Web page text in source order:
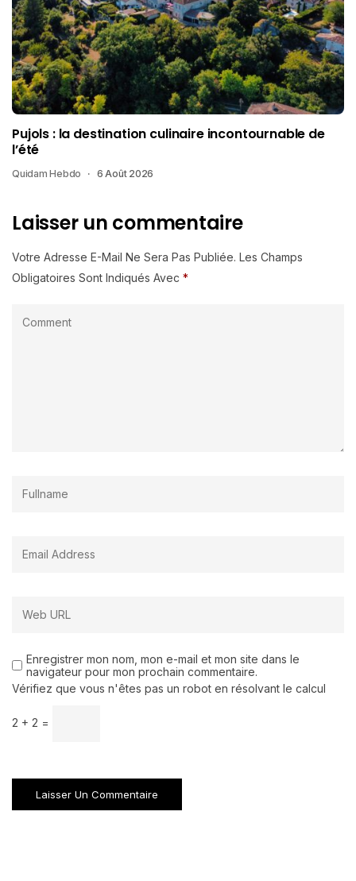
Pujols : la destination culinaire incontournable de
l’été
Quidam Hebdo 6 Août 2026
Laisser un commentaire
Votre Adresse E-Mail Ne Sera Pas Publiée. Les Champs
Obligatoires Sont Indiqués Avec *
Enregistrer mon nom, mon e-mail et mon site dans le
navigateur pour mon prochain commentaire.
Vérifiez que vous n'êtes pas un robot en résolvant le calcul
2 + 2 =